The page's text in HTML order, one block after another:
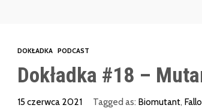
DOKŁADKA PODCAST
Dokładka #18 –
15 czerwca 2021 Tagged as: Biomutant,